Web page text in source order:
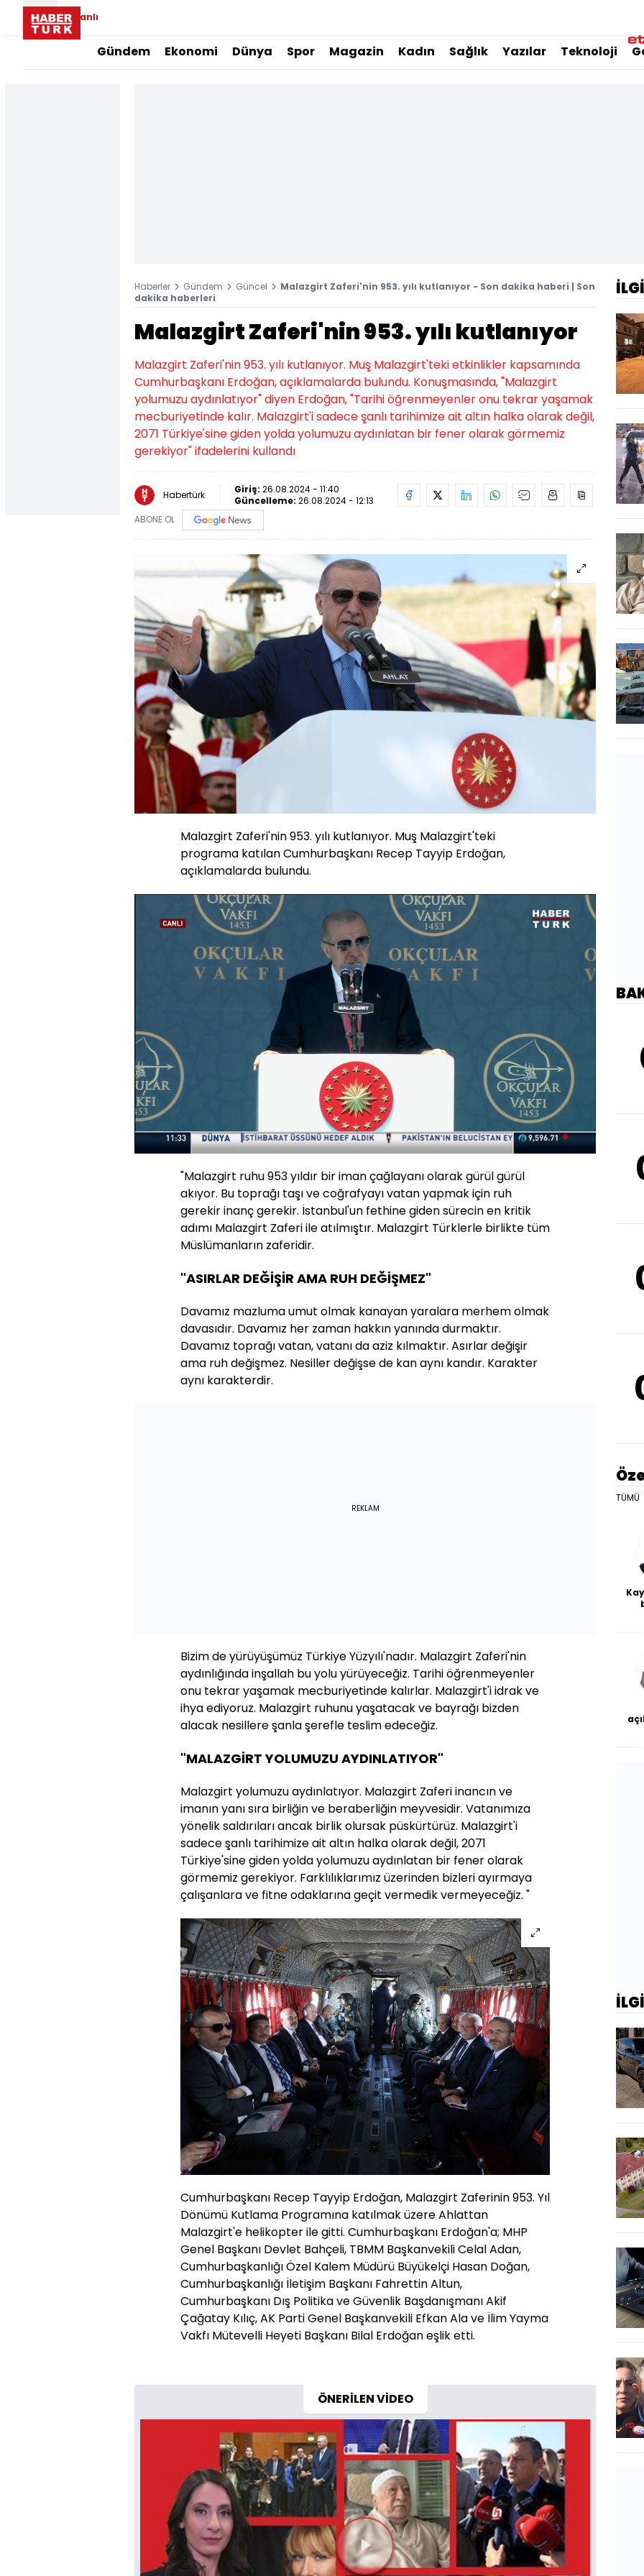
Canlı
Gündem Ekonomi Dünya Spor Magazin Kadın Sağlık Yazılar Teknoloji
Haberler Gündem Güncel
Malazgirt Zaferi'nin 953. yılı kutlanıyor - Son dakika haberi | Son
dakika haberleri
Malazgirt Zaferi'nin 953. yılı kutlanıyor
Malazgirt Zaferi'nin 953. yılı kutlanıyor. Muş Malazgirt'teki etkinlikler kapsamında
Cumhurbaşkanı Erdoğan, açıklamalarda bulundu. Konuşmasında, "Malazgirt
yolumuzu aydınlatıyor" diyen Erdoğan, "Tarihi öğrenmeyenler onu tekrar yaşamak
mecburiyetinde kalır. Malazgirt'i sadece şanlı tarihimize ait altın halka olarak değil,
2071 Türkiye'sine giden yolda yolumuzu aydınlatan bir fener olarak görmemiz
gerekiyor" ifadelerini kullandı
Habertürk Giriş: 26.08.2024 - 11:40
Güncelleme: 26.08.2024 - 12:13
ABONE OL
Malazgirt Zaferi'nin 953. yılı kutlanıyor. Muş Malazgirt'teki
programa katılan Cumhurbaşkanı Recep Tayyip Erdoğan,
açıklamalarda bulundu.
Sesi
Yüklendi
Oynatma
"Malazgirt ruhu 953 yıldır bir iman çağlayanı olarak gürül gürül
akıyor. Bu toprağı taşı ve coğrafyayı vatan yapmak için ruh
gerekir inanç gerekir. İstanbul'un fethine giden sürecin en kritik
adımı Malazgirt Zaferi ile atılmıştır. Malazgirt Türklerle birlikte tüm
Müslümanların zaferidir.
"ASIRLAR DEĞİŞİR AMA RUH DEĞİŞMEZ"
Davamız mazluma umut olmak kanayan yaralara merhem olmak
davasıdır. Davamız her zaman hakkın yanında durmaktır.
Davamız toprağı vatan, vatanı da aziz kılmaktır. Asırlar değişir
ama ruh değişmez. Nesiller değişse de kan aynı kandır. Karakter
aynı karakterdir.
REKLAM
Bizim de yürüyüşümüz Türkiye Yüzyılı'nadır. Malazgirt Zaferi'nin
aydınlığında inşallah bu yolu yürüyeceğiz. Tarihi öğrenmeyenler
onu tekrar yaşamak mecburiyetinde kalırlar. Malazgirt'i idrak ve
ihya ediyoruz. Malazgirt ruhunu yaşatacak ve bayrağı bizden
alacak nesillere şanla şerefle teslim edeceğiz.
"MALAZGİRT YOLUMUZU AYDINLATIYOR"
Malazgirt yolumuzu aydınlatıyor. Malazgirt Zaferi inancın ve
imanın yanı sıra birliğin ve beraberliğin meyvesidir. Vatanımıza
yönelik saldırıları ancak birlik olursak püskürtürüz. Malazgirt'i
sadece şanlı tarihimize ait altın halka olarak değil, 2071
Türkiye'sine giden yolda yolumuzu aydınlatan bir fener olarak
görmemiz gerekiyor. Farklılıklarımız üzerinden bizleri ayırmaya
çalışanlara ve fitne odaklarına geçit vermedik vermeyeceğiz. "
Cumhurbaşkanı Recep Tayyip Erdoğan, Malazgirt Zaferinin 953. Yıl
Dönümü Kutlama Programına katılmak üzere Ahlattan
Malazgirt'e helikopter ile gitti. Cumhurbaşkanı Erdoğan'a; MHP
Genel Başkanı Devlet Bahçeli, TBMM Başkanvekili Celal Adan,
Cumhurbaşkanlığı Özel Kalem Müdürü Büyükelçi Hasan Doğan,
Cumhurbaşkanlığı İletişim Başkanı Fahrettin Altun,
Cumhurbaşkanı Dış Politika ve Güvenlik Başdanışmanı Akif
Çağatay Kılıç, AK Parti Genel Başkanvekili Efkan Ala ve İlim Yayma
Vakfı Mütevelli Heyeti Başkanı Bilal Erdoğan eşlik etti.
ÖNERİLEN VİDEO
Videoyu
TÜMÜ